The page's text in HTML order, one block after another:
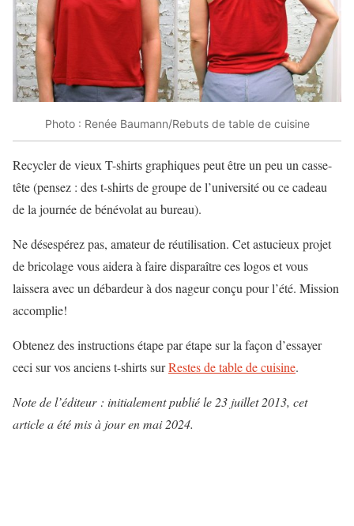
Photo : Renée Baumann/Rebuts de table de cuisine
Recycler de vieux T-shirts graphiques peut être un peu un casse-
tête (pensez : des t-shirts de groupe de l’université ou ce cadeau
de la journée de bénévolat au bureau).
Ne désespérez pas, amateur de réutilisation. Cet astucieux projet
de bricolage vous aidera à faire disparaître ces logos et vous
laissera avec un débardeur à dos nageur conçu pour l’été. Mission
accomplie!
Obtenez des instructions étape par étape sur la façon d’essayer
ceci sur vos anciens t-shirts surRestes de table de cuisine.
Note de l’éditeur : initialement publié le 23 juillet 2013, cet
article a été mis à jour en mai 2024.